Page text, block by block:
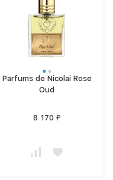
Parfums de Nicolai Rose
Oud
8 170 ₽